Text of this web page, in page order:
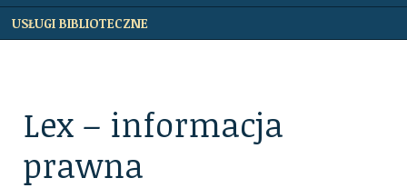
USŁUGI BIBLIOTECZNE
Lex – informacja
prawna